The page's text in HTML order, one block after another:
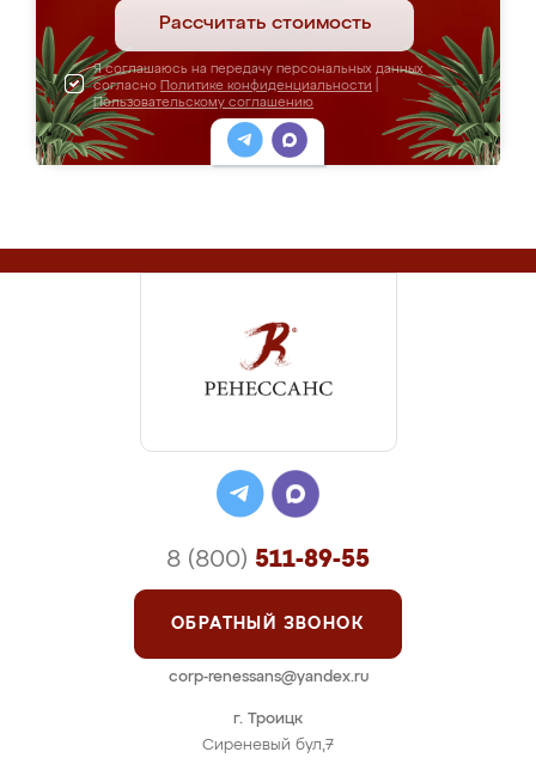
Рассчитать стоимость
Я соглашаюсь на передачу персональных данных
согласно Политике конфиденциальности
Пользовательскому соглашению
г. Троицк
Сиреневый бул,7
8 (800) 511-89-55
ОБРАТНЫЙ ЗВОНОК
corp-renessans@yandex.ru